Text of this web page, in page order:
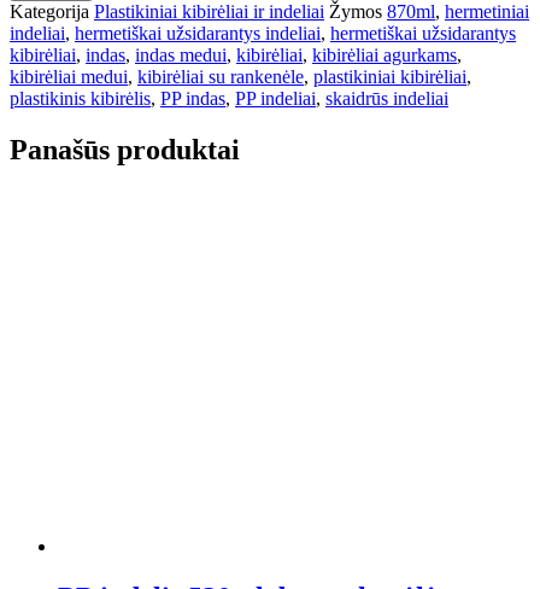
Kategorija Plastikiniai kibirėliai ir indeliai Žymos 870ml, hermetiniai
indeliai, hermetiškai užsidarantys indeliai, hermetiškai užsidarantys
kibirėliai, indas, indas medui, kibirėliai, kibirėliai agurkams,
kibirėliai medui, kibirėliai su rankenėle, plastikiniai kibirėliai,
plastikinis kibirėlis, PP indas, PP indeliai, skaidrūs indeliai
Panašūs produktai